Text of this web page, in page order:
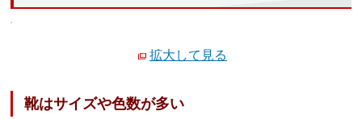
拡大して見る
靴はサイズや色数が多い